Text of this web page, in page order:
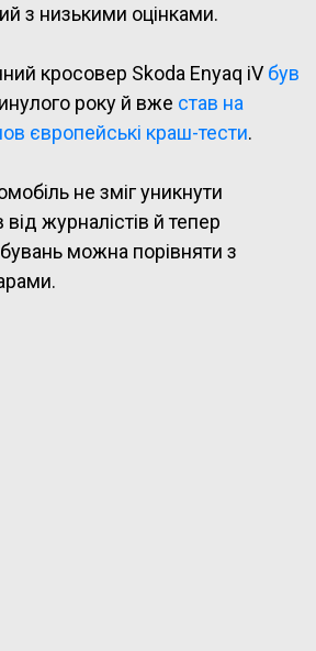
з низькими оцінками.
кросовер Skoda Enyaq iV був
року й вже став на
європейські краш-тести.
не зміг уникнути
від журналістів й тепер
можна порівняти з